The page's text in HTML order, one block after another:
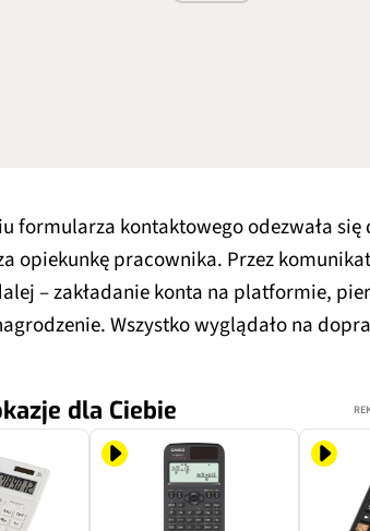
formularza kontaktowego odezwała
opiekunkę pracownika. Przez
– zakładanie konta na platformie,
Wszystko wyglądało na
dla Ciebie